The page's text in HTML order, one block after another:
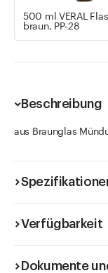
500 ml VERAL
braun, PP-28
Beschreibung
aus Braunglas
Verfügbarkeit
Dokumente